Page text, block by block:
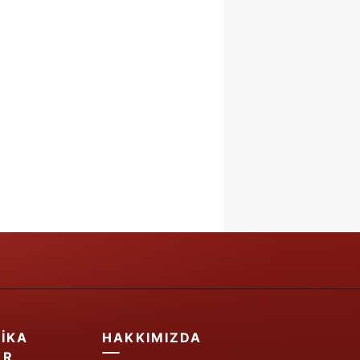
HAKKIMIZDA